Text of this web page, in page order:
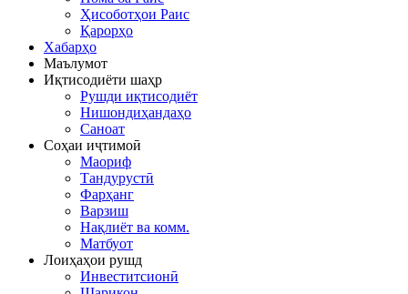
Ҳисоботҳои Раис
Қарорҳо
Хабарҳо
Маълумот
Иқтисодиёти шаҳр
Рушди иқтисодиёт
Нишондиҳандаҳо
Саноат
Соҳаи иҷтимоӣ
Маориф
Тандурустӣ
Фарҳанг
Варзиш
Нақлиёт ва комм.
Матбуот
Лоиҳаҳои рушд
Инвеститсионӣ